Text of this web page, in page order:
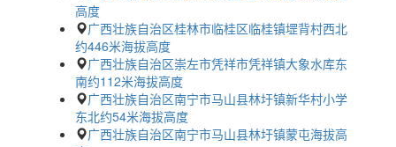
高度
广西壮族自治区桂林市临桂区临桂镇堽背村西北
约446米海拔高度
广西壮族自治区崇左市凭祥市凭祥镇大象水库东
南约112米海拔高度
广西壮族自治区南宁市马山县林圩镇新华村小学
东北约54米海拔高度
广西壮族自治区南宁市马山县林圩镇蒙屯海拔高